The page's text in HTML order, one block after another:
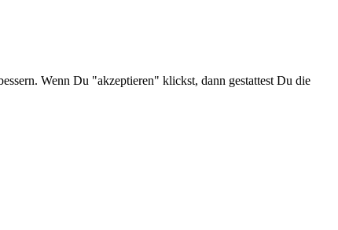
Wenn Du "akzeptieren" klickst, dann gestattest Du die